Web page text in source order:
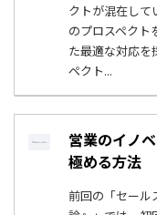
クトが混在して
のプロスペクト
た最適な対応を
ペクト...
営業のイノ
極める方法
前回の「セール